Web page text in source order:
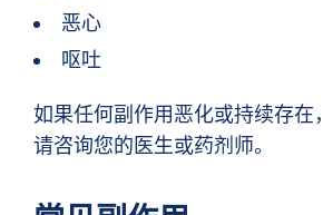
恶心
呕吐
如果任何副作用恶化或持续存在，
请咨询您的医生或药剂师。